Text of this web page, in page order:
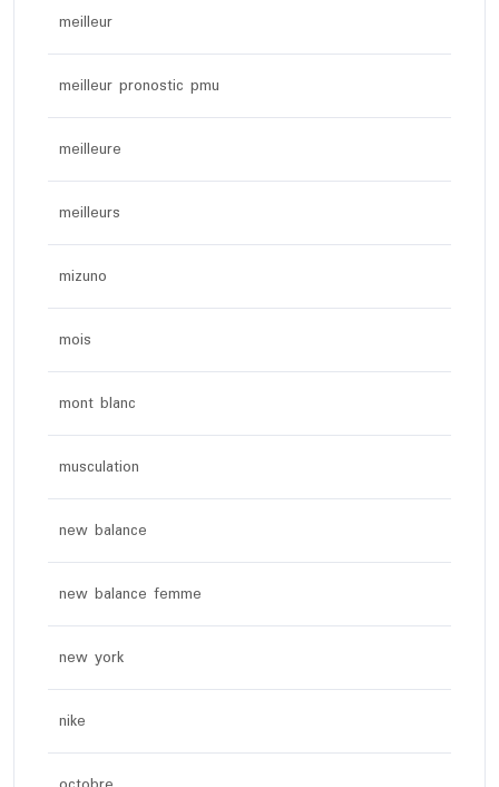
meilleur
meilleur pronostic pmu
meilleure
meilleurs
mizuno
mois
mont blanc
musculation
new balance
new balance femme
new york
nike